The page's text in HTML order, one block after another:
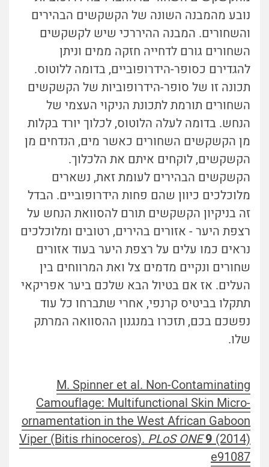
נובע מהמבנה השונה של הקשקשים הבהירים
והשחורים. המבנה ההיררכי שיש לקשקשים
השחורים גורם לדחייה חזקה ממים וניתן
להגדירם כסופר-הידרופוביים, בדומה ללוטוס.
תכונה זו של סופר-הידרופוביות של הקשקשים
השחורים תורמת לתכונת הניקוי העצמי של
הנחש. בדומה לעלה הלוטוס, לכלוך יורד בקלות
מן הקשקשים השחורים כאשר מים, הנדחים מן
הקשקשים, לוקחים איתם את הלכלוך.
הקשקשים הבהירים לעומת זאת, נשארים
מלוכלכים כיוון שהם פחות הידרופוביים. הבדל
זה בניקיון הקשקשים תורם להסוואת הנחש על
רצפת היער - אזורים בהירים, רטובים ומלוכלכים
נראים כמו עלים על רצפת היער בעוד אזורים
שחורים ונקיים מדמים צל ואת המרווחים בין
העלים. אז אם בטיול הבא שלכם ביער אפריקאי
תתקלו בביטיס קרנפי, אחרי שתברחו כל עוד
נפשכם בכם, תזכרו במנגנון ההסוואה המרתק
שלו.
M. Spinner et al. Non-Contaminating
Camouflage: Multifunctional Skin Micro-
ornamentation in the West African Gaboon
Viper (Bitis rhinoceros).PLoS ONE9(2014)
e91087